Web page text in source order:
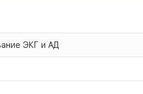
ЭКГ и АД